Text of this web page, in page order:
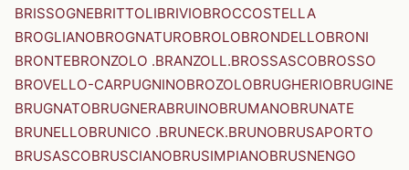
BRISSOGNEBRITTOLIBRIVIOBROCCOSTELLA
BROGLIANOBROGNATUROBROLOBRONDELLOBRONI
BRONTEBRONZOLO .BRANZOLL.BROSSASCOBROSSO
BROVELLO-CARPUGNINOBROZOLOBRUGHERIOBRUGINE
BRUGNATOBRUGNERABRUINOBRUMANOBRUNATE
BRUNELLOBRUNICO .BRUNECK.BRUNOBRUSAPORTO
BRUSASCOBRUSCIANOBRUSIMPIANOBRUSNENGO